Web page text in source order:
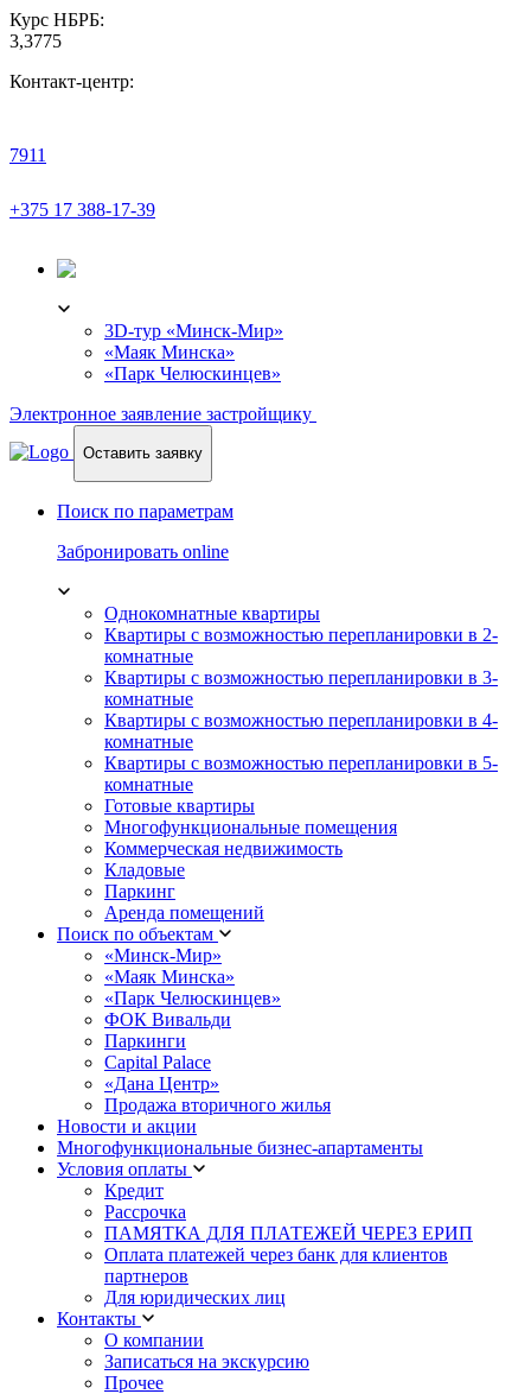
Курс НБРБ:
3,3775
Контакт-центр:
7911
+375 17 388-17-39
3D-тур «Минск-Мир»
«Маяк Минска»
«Парк Челюскинцев»
Электронное заявление застройщику
Оставить заявку
Поиск по параметрам
Забронировать online
Однокомнатные квартиры
Квартиры с возможностью перепланировки в 2-
комнатные
Квартиры с возможностью перепланировки в 3-
комнатные
Квартиры с возможностью перепланировки в 4-
комнатные
Квартиры с возможностью перепланировки в 5-
комнатные
Готовые квартиры
Многофункциональные помещения
Коммерческая недвижимость
Кладовые
Паркинг
Аренда помещений
Поиск по объектам
«Минск-Мир»
«Маяк Минска»
«Парк Челюскинцев»
ФОК Вивальди
Паркинги
Capital Palace
«Дана Центр»
Продажа вторичного жилья
Новости и акции
Многофункциональные бизнес-апартаменты
Условия оплаты
Кредит
Рассрочка
ПАМЯТКА ДЛЯ ПЛАТЕЖЕЙ ЧЕРЕЗ ЕРИП
Оплата платежей через банк для клиентов
партнеров
Для юридических лиц
Контакты
О компании
Записаться на экскурсию
Прочее